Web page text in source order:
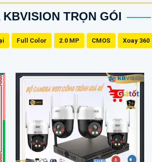
TRỌN GÓI
Full Color 2.0 MP CMOS Xoay 360